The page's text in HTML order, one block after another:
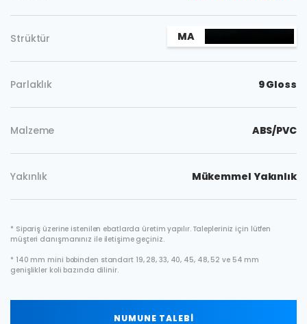
Strüktür MA
Parlaklık 9 Gloss
Malzeme ABS/PVC
Yakınlık Mükemmel Yakınlık
* Sipariş üzerine istenilen ebatlarda üretim yapılır. Talepleriniz için lütfen
müşteri danışmanınız ile iletişime geçiniz.
* 140 mm mini bobinden standart 19, 28, 33, 40, 45, 48, 52 ve 54 mm
genişlikler koli bazında dilinir.
NUMUNE TALEBİ